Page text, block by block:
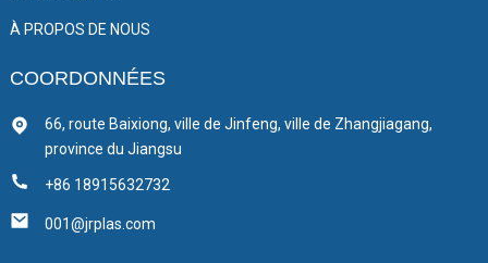
À PROPOS DE NOUS
COORDONNÉES
66, route Baixiong, ville de Jinfeng, ville de Zhangjiagang,
province du Jiangsu
+86 18915632732
001@jrplas.com